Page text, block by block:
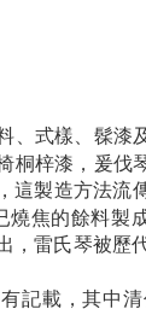
、式樣、髹漆
桐梓漆，爰伐
這製造方法流
燒焦的餘料製
，雷氏琴被歷
記載，其中